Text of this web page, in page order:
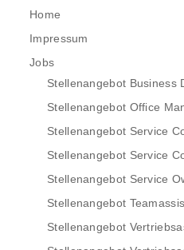
Home
Impressum
Jobs
Stellenangebot Business
Stellenangebot Office
Stellenangebot Service
Stellenangebot Service
Stellenangebot Service
Stellenangebot
Stellenangebot